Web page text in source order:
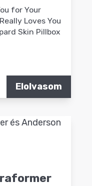
for Your
Loves You
Skin Pillbox
Elolvasom